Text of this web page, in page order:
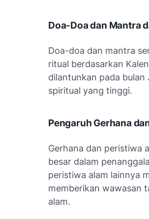
Doa-Doa dan Mantra
Doa-doa dan mantra
ritual berdasarkan
dilantunkan pada bulan
spiritual yang tinggi.
Pengaruh Gerhana
Gerhana dan peristiwa
besar dalam
peristiwa alam lainnya
memberikan wawasan
alam.